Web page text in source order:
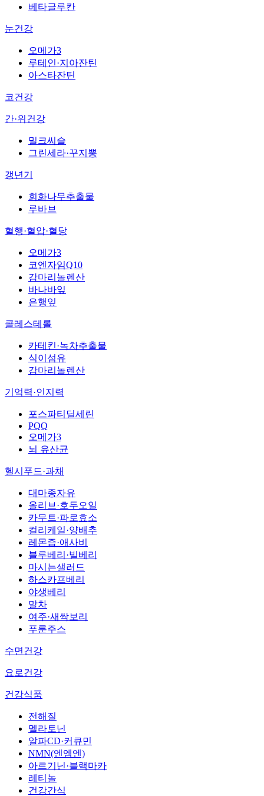
베타글루칸
눈건강
오메가3
루테인·지아잔틴
아스타잔틴
코건강
간·위건강
밀크씨슬
그린세라·꾸지뽕
갱년기
회화나무추출물
루바브
혈행·혈압·혈당
오메가3
코엔자임Q10
감마리놀렌산
바나바잎
은행잎
콜레스테롤
카테킨·녹차추출물
식이섬유
감마리놀렌산
기억력·인지력
포스파티딜세린
PQQ
오메가3
뇌 유산균
헬시푸드·과채
대마종자유
올리브·호두오일
카무트·파로효소
컬리케일·양배추
레몬즙·애사비
블루베리·빌베리
마시는샐러드
하스카프베리
야생베리
말차
여주·새싹보리
푸룬주스
수면건강
요로건강
건강식품
전해질
멜라토닌
알파CD·커큐민
NMN(엔엠엔)
아르기닌·블랙마카
레티놀
건강간식